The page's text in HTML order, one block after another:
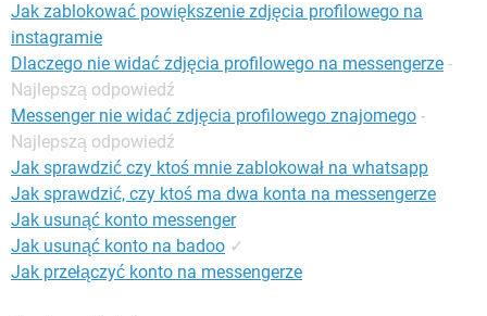
Jak zablokować powiększenie zdjęcia profilowego na
instagramie
Dlaczego nie widać zdjęcia profilowego na messengerze -
Najlepszą odpowiedź
Messenger nie widać zdjęcia profilowego znajomego -
Najlepszą odpowiedź
Jak sprawdzić czy ktoś mnie zablokował na whatsapp
Jak sprawdzić, czy ktoś ma dwa konta na messengerze
Jak usunąć konto messenger
Jak usunąć konto na badoo ✓
Jak przełączyć konto na messengerze